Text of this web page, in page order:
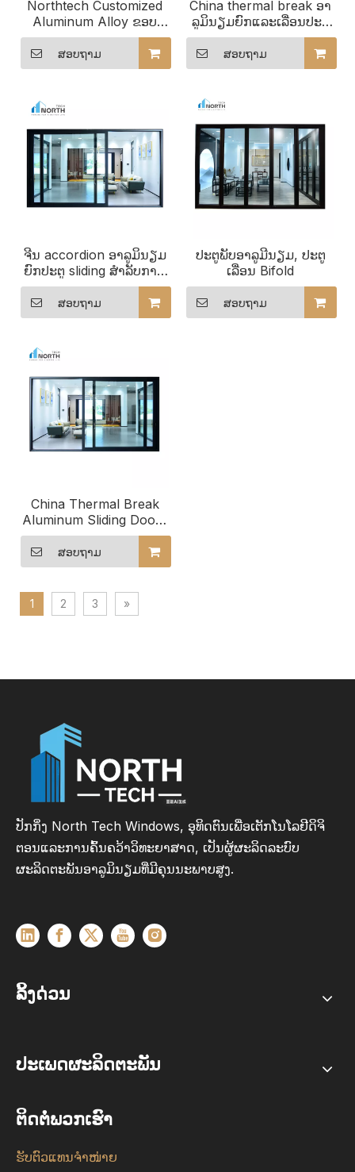
Northtech Customized
Aluminum Alloy ຂອບ
ແຄບທີ່ສຸດ Insulated ປະຕູ
ເລື່ອນ
ສອບຖາມ
China thermal break ອາ
ລູມິນຽມຍົກແລະເລື່ອນປະຕູ
ປ່ອງຢ້ຽມແລະປະຕູ
ສອບຖາມ
ຈີນ accordion ອາລູມິນຽມ
ຍົກປະຕູ sliding ສໍາລັບການ
ຂາຍ
ສອບຖາມ
ປະຕູພັບອາລູມີນຽມ, ປະຕູ
ເລື່ອນ Bifold
ສອບຖາມ
China Thermal Break
Aluminum Sliding Doors
for Sale
ສອບຖາມ
1 2 3 »
ປັກກິ່ງ North Tech Windows, ອຸທິດຕົນເພື່ອເຕັກໂນໂລຢີດິຈິ
ຕອນແລະການຄົ້ນຄວ້າວິທະຍາສາດ, ເປັນຜູ້ຜະລິດລະບົບ
ຜະລິດຕະພັນອາລູມິນຽມທີ່ມີຄຸນນະພາບສູງ.
ລິ້ງດ່ວນ
ປະເພດຜະລິດຕະພັນ
ຕິດຕໍ່ພວກເຮົາ
ຮັບຕົວແທນຈຳໜ່າຍ